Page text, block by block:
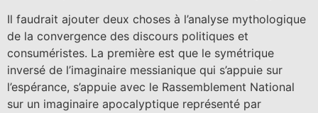
Il faudrait ajouter deux choses à l’analyse mythologique
de la convergence des discours politiques et
consuméristes. La première est que le symétrique
inversé de l’imaginaire messianique qui s’appuie sur
l’espérance, s’appuie avec le Rassemblement National
sur un imaginaire apocalyptique représenté par